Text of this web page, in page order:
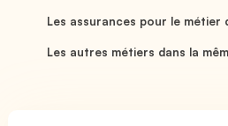
Les assurances pour le métier
Les autres métiers dans la